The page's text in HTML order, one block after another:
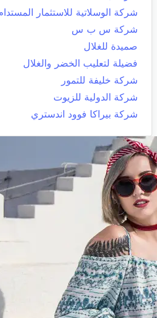
شركة الوسلاتية للاستثمار
شركة س ب س
صميدة للغلال
فضيلة لتعليب الخضر والغلال
شركة خليفة للتمور
شركة الدولية للزيوت
شركة بيراكا فوود اندستري